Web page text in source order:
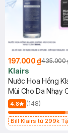
197.000 ₫435.000
Klairs
Nước Hoa Hồng
Mùi Cho Da Nhạy
4.8 (148)
Bill Klairs từ 299k